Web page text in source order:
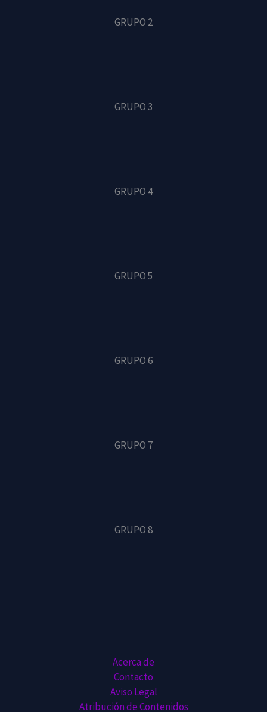
GRUPO 2
GRUPO 3
GRUPO 4
GRUPO 5
GRUPO 6
GRUPO 7
GRUPO 8
Acerca de
Contacto
Aviso Legal
Atribución de Contenidos